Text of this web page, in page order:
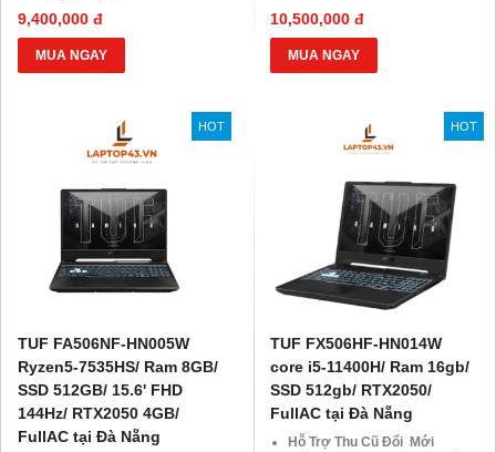
HDsaison - chỉ cần CMND
BLX hoặc hộ khẩu gốc )
Giảm 20%khi nâng cấp Ram-
SSD
khách hàng ở xa, HSSV . Săn
10.000 Voucher Giảm
Giá 500.000đ
9,400,000 đ
MUA NGAY
BLX hoặc hộ khẩu gốc )
Giảm 20%khi nâng cấp Ram-
SSD
Giảm giá trực tiếp đối với
Giá 500.000đ
10,500,000 đ
MUA NGAY
HOT
TUF FA506NF-HN005W
Ryzen5-7535HS/ Ram 8GB/
SSD 512GB/ 15.6' FHD
144Hz/ RTX2050 4GB/
FullAC tại Đà Nẵng
HOT
TUF FX506HF-HN014W
core i5-11400H/ Ram 16gb/
SSD 512gb/ RTX2050/
FullAC tại Đà Nẵng
Hỗ Trợ Thu Cũ Đổi Mới